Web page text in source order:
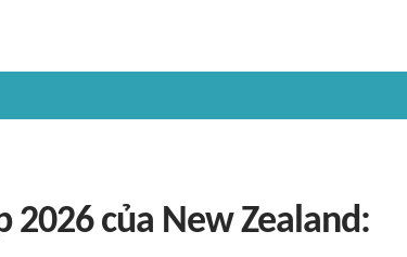
của New Zealand: